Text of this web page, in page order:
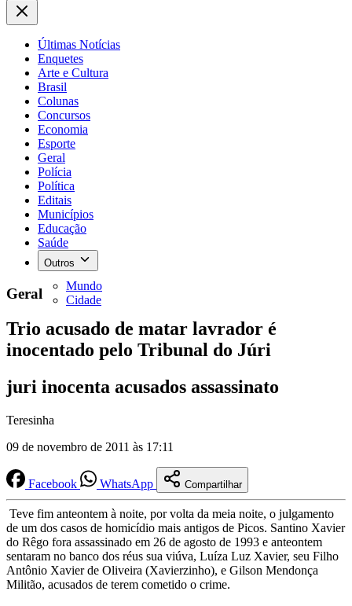
Últimas Notícias
Enquetes
Arte e Cultura
Brasil
Colunas
Concursos
Economia
Esporte
Geral
Polícia
Política
Editais
Municípios
Educação
Saúde
Outros
Mundo
Cidade
Geral
Trio acusado de matar lavrador é
inocentado pelo Tribunal do Júri
juri inocenta acusados assassinato
Teresinha
09 de novembro de 2011 às 17:11
Facebook WhatsApp Compartilhar
Teve fim anteontem à noite, por volta da meia noite, o julgamento
de um dos casos de homicídio mais antigos de Picos. Santino Xavier
do Rêgo fora assassinado em 26 de agosto de 1993 e anteontem
sentaram no banco dos réus sua viúva, Luíza Luz Xavier, seu Filho
Antônio Xavier de Oliveira (Xavierzinho), e Gilson Mendonça
Militão, acusados de terem cometido o crime.